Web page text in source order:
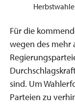
Für die
wegen des mehr
sind. Um
Parteien zu